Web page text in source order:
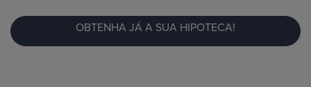
OBTENHA JÁ A SUA HIPOTECA!